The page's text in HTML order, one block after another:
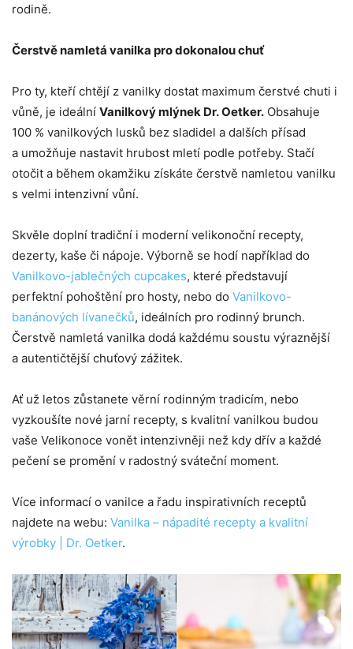
rodině.
Čerstvě namletá vanilka pro dokonalou chuť
Pro ty, kteří chtějí z vanilky dostat maximum čerstvé chuti i
vůně, je ideální Vanilkový mlýnek Dr. Oetker. Obsahuje
100 % vanilkových lusků bez sladidel a dalších přísad
a umožňuje nastavit hrubost mletí podle potřeby. Stačí
otočit a během okamžiku získáte čerstvě namletou vanilku
s velmi intenzivní vůní.
Skvěle doplní tradiční i moderní velikonoční recepty,
dezerty, kaše či nápoje. Výborně se hodí například do
Vanilkovo-jablečných cupcakes, které představují
perfektní pohoštění pro hosty, nebo do Vanilkovo-
banánových lívanečků, ideálních pro rodinný brunch.
Čerstvě namletá vanilka dodá každému soustu výraznější
a autentičtější chuťový zážitek.
Ať už letos zůstanete věrní rodinným tradicím, nebo
vyzkoušíte nové jarní recepty, s kvalitní vanilkou budou
vaše Velikonoce vonět intenzivněji než kdy dřív a každé
pečení se promění v radostný sváteční moment.
Více informací o vanilce a řadu inspirativních receptů
najdete na webu: Vanilka – nápadité recepty a kvalitní
výrobky | Dr. Oetker.